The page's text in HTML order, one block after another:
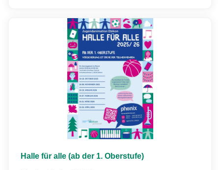
Halle für alle (ab der 1. Oberstufe)